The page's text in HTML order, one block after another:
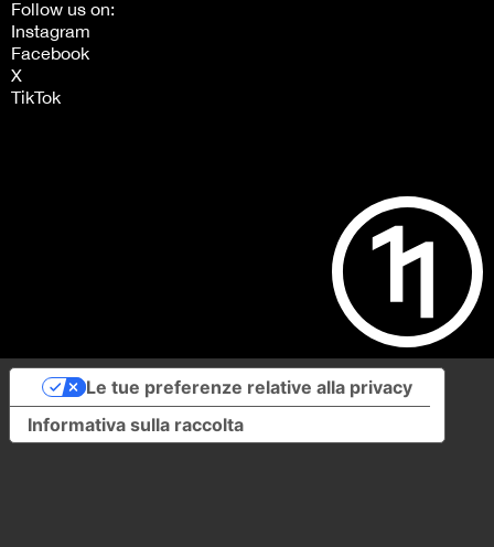
Follow us on:
Instagram
Facebook
X
TikTok
Informativa sulla raccolta
Le tue preferenze relative alla privacy